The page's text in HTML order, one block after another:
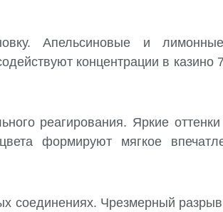
Апельсиновые и
концентрации в казино
реагирования. Яркие
формируют мягкое
соединениях. Чрезмерный разрыв